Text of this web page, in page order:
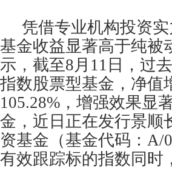
凭借专业机构投资
基金收益显著高于纯被
示，截至8月11日，过
指数股票型基金，净值
105.28%，增强效果显
金，近日正在发行景顺
资基金（基金代码：A/
有效跟踪标的指数同时